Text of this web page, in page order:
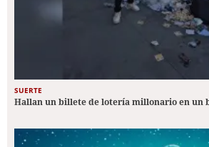
SUERTE
Hallan un billete de lotería millonario en un